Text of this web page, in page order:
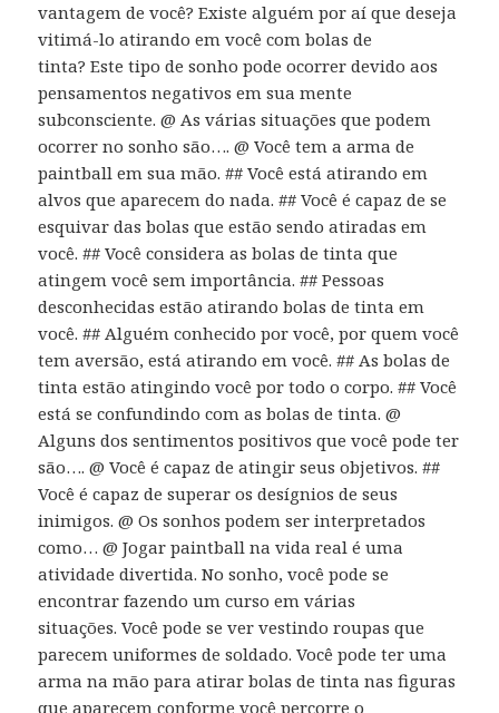
vantagem de você? Existe alguém por aí que deseja
vitimá-lo atirando em você com bolas de
tinta? Este tipo de sonho pode ocorrer devido aos
pensamentos negativos em sua mente
subconsciente. @ As várias situações que podem
ocorrer no sonho são…. @ Você tem a arma de
paintball em sua mão. ## Você está atirando em
alvos que aparecem do nada. ## Você é capaz de se
esquivar das bolas que estão sendo atiradas em
você. ## Você considera as bolas de tinta que
atingem você sem importância. ## Pessoas
desconhecidas estão atirando bolas de tinta em
você. ## Alguém conhecido por você, por quem você
tem aversão, está atirando em você. ## As bolas de
tinta estão atingindo você por todo o corpo. ## Você
está se confundindo com as bolas de tinta. @
Alguns dos sentimentos positivos que você pode ter
são…. @ Você é capaz de atingir seus objetivos. ##
Você é capaz de superar os desígnios de seus
inimigos. @ Os sonhos podem ser interpretados
como… @ Jogar paintball na vida real é uma
atividade divertida. No sonho, você pode se
encontrar fazendo um curso em várias
situações. Você pode se ver vestindo roupas que
parecem uniformes de soldado. Você pode ter uma
arma na mão para atirar bolas de tinta nas figuras
que aparecem conforme você percorre o